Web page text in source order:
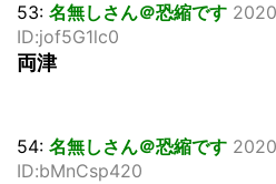
53: 名無しさん＠恐縮です
ID:jof5G1lc0
両津
54: 名無しさん＠恐縮です
ID:bMnCsp420